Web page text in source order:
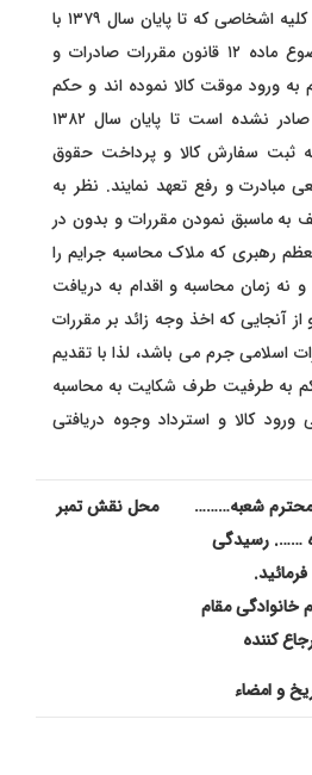
۱۳۸۲/۰۸/۱۱ هیأت وزیران کلیه اشخاصی که تا پایان سال ۱۳۷۹ با
استفاده از تسهیلات موضوع ماده ۱۲ قانون مقررات صادرات و
۱۳۷۲ اقدام به ورود موقت کالا نموده اند و حکم
قطعی قضایی برای آنها صادر نشده است تا پایان سال ۱۳۸۲
ثبت سفارش کالا و پرداخت حقوق
و رفع تعهد نمایند. نظر به
به ماسبق نمودن مقررات و بدون در
رهبری که ملاک محاسبه جرایم را
نه زمان محاسبه و اقدام به دریافت
آنجایی که اخذ وجه زائد بر مقررات
مجازات اسلامی جرم می باشد، لذا با تقدیم
به طرفیت طرف شکایت به محاسبه
کالا و استرداد وجوه دریافتی
شعبه………
……. رسیدگی
فرمائید.
خانوادگی مقام
کننده
و امضاء
محل نقش تمبر